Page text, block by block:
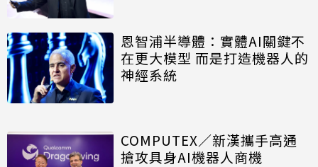
恩智浦半導體：實體AI關鍵不
在更大模型 而是打造機器人的
神經系統
COMPUTEX／新漢攜手高通
搶攻具身AI機器人商機